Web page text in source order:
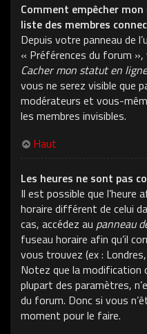
Comment empêcher
liste des membres
Depuis votre panneau de
« Préférences du forum
Cacher mon statut en ligne
vous ne serez visible que
modérateurs et vous-
les membres invisibles.
Haut
Les heures ne sont pas
Il est possible que l’heure
horaire différent de celui
cas, accédez au panneau
fuseau horaire afin qu’il
vous trouvez (ex :
Notez que la modification
plupart des paramètres,
du forum. Donc si vous
moment pour le faire.